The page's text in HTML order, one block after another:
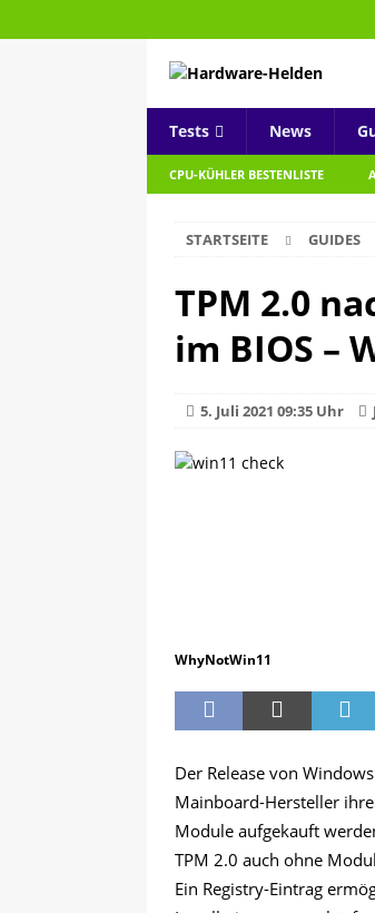
Tests News
CPU-KÜHLER BESTENLISTE
STARTSEITE GUIDES
TPM 2.0
im BIOS –
5. Juli 2021 09:35 Uhr
WhyNotWin11
Der Release von
Mainboard-Hersteller
Module aufgekauft
TPM 2.0 auch ohne
Ein Registry-Eintrag